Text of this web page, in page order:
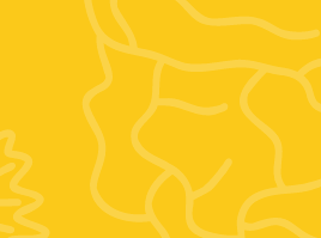
Posizione:
Vocabolo mario villani,